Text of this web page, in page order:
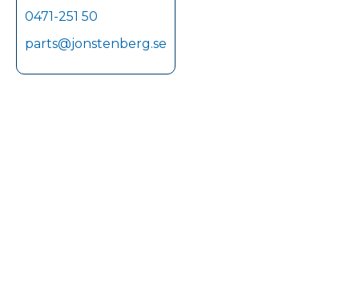
0471-251 50
parts@jonstenberg.se